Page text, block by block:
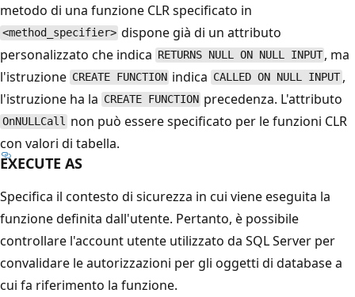
metodo di una funzione CLR specificato in
<method_specifier> dispone già di un attributo
personalizzato che indica RETURNS NULL ON NULL INPUT , ma
l'istruzione CREATE FUNCTION indica CALLED ON NULL INPUT ,
l'istruzione ha la CREATE FUNCTION precedenza. L'attributo
OnNULLCall non può essere specificato per le funzioni CLR
con valori di tabella.
EXECUTE AS
Specifica il contesto di sicurezza in cui viene eseguita la
funzione definita dall'utente. Pertanto, è possibile
controllare l'account utente utilizzato da SQL Server per
convalidare le autorizzazioni per gli oggetti di database a
cui fa riferimento la funzione.